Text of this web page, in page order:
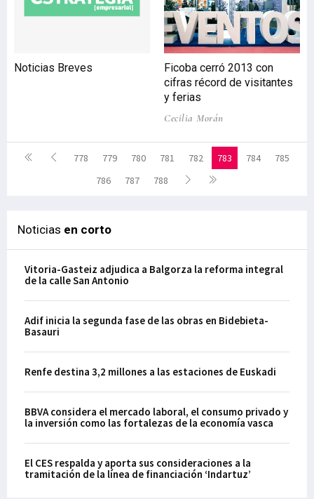
Noticias Breves
Ficoba cerró 2013 con
cifras récord de visitantes
y ferias
Cecilia Morán
778 779 780 781 782 783 784
785
786
787 788
Noticias en corto
Vitoria-Gasteiz adjudica a Balgorza la reforma integral
de la calle San Antonio
Adif inicia la segunda fase de las obras en Bidebieta-
Basauri
Renfe destina 3,2 millones a las estaciones de Euskadi
BBVA considera el mercado laboral, el consumo privado y
la inversión como las fortalezas de la economía vasca
El CES respalda y aporta sus consideraciones a la
tramitación de la línea de financiación ‘Indartuz’